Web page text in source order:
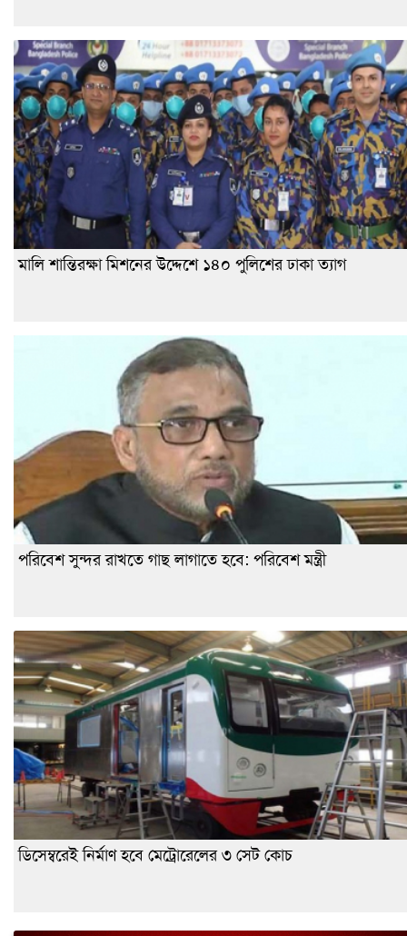
মালি শান্তিরক্ষা মিশনের উদ্দেশে ১৪০ পুলিশের ঢাকা ত্যাগ
পরিবেশ সুন্দর রাখতে গাছ লাগাতে হবে: পরিবেশ মন্ত্রী
ডিসেম্বরেই নির্মাণ হবে মেট্রোরেলের ৩ সেট কোচ